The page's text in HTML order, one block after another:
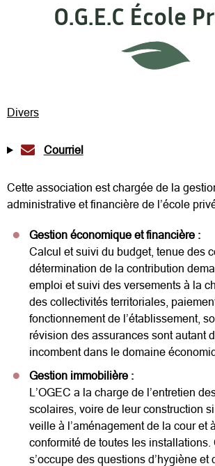
O.G.E.C École
Divers
Courriel
Cette association est chargée de la
administrative et financière de l’école
Gestion économique et financière :
Calcul et suivi du budget, tenue des
détermination de la contribution
emploi et suivi des versements à la
des collectivités territoriales,
fonctionnement de l’établissement,
révision des assurances sont autant
incombent dans le domaine
Gestion immobilière :
L’OGEC a la charge de l’entretien
scolaires, voire de leur construction
veille à l’aménagement de la cour et
conformité de toutes les installations.
s’occupe des questions d’hygiène et